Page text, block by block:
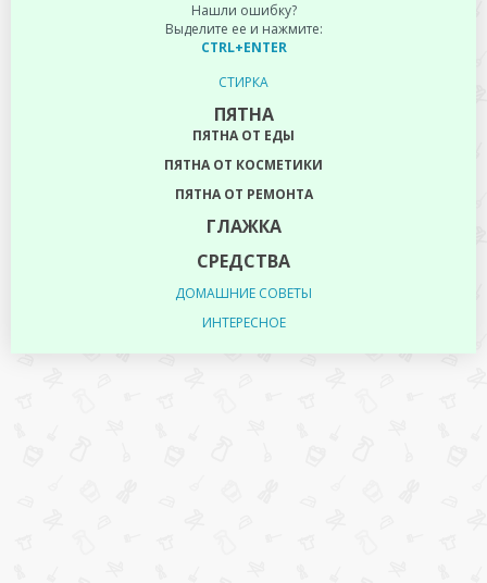
Нашли ошибку?
Выделите ее и нажмите:
CTRL+ENTER
СТИРКА
ПЯТНА
ПЯТНА ОТ ЕДЫ
ПЯТНА ОТ КОСМЕТИКИ
ПЯТНА ОТ РЕМОНТА
ГЛАЖКА
СРЕДСТВА
ДОМАШНИЕ СОВЕТЫ
ИНТЕРЕСНОЕ